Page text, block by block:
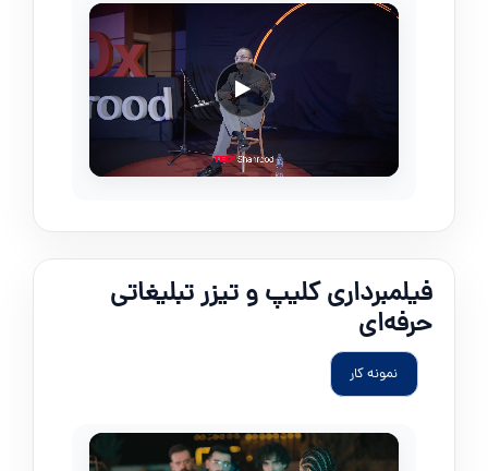
فیلمبرداری کلیپ و تیزر تبلیغاتی
حرفه‌ای
نمونه کار